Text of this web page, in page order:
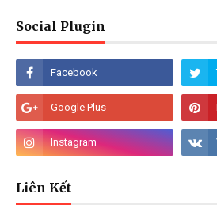
Social Plugin
Liên Kết